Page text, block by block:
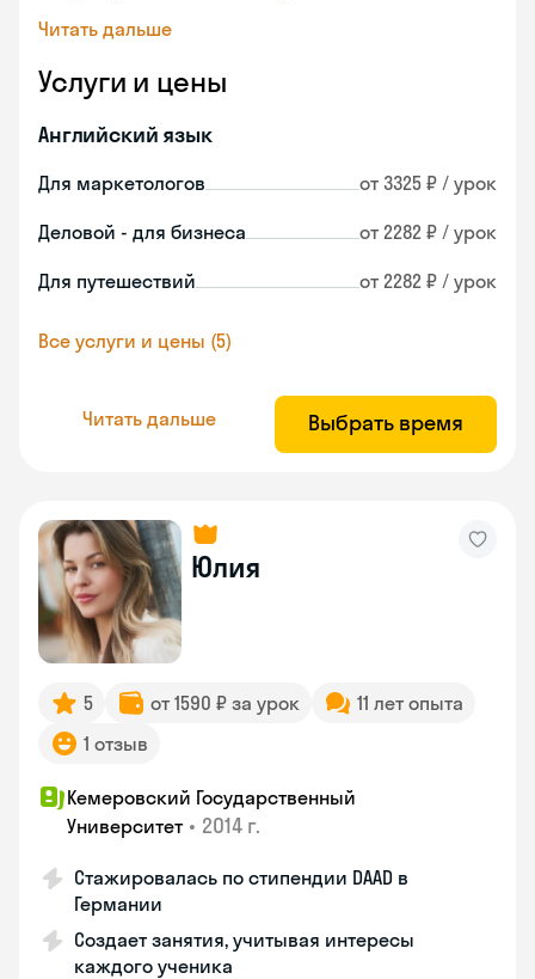
Читать дальше
Услуги и цены
Английский язык
Для маркетологов от 3325 ₽ / урок
Деловой - для бизнеса от 2282 ₽ / урок
Для путешествий от 2282 ₽ / урок
Все услуги и цены (5)
Читать дальше Выбрать время
Юлия
5 от 1590 ₽ за урок
11 лет опыта
1 отзыв
Кемеровский Государственный
Университет • 2014 г.
Стажировалась по стипендии DAAD в
Германии
Создает занятия, учитывая интересы
каждого ученика